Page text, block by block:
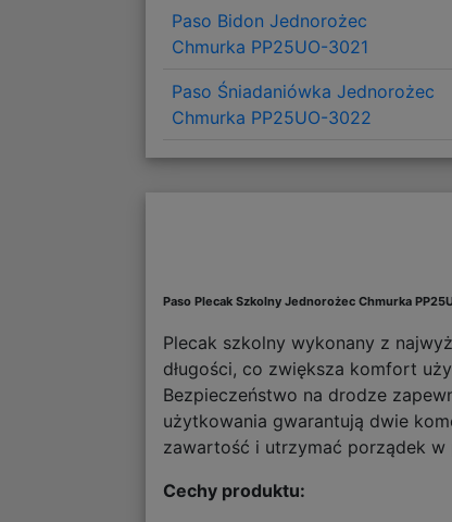
Paso Bidon Jednorożec
Chmurka PP25UO-3021
Paso Śniadaniówka Jednorożec
Chmurka PP25UO-3022
Paso Plecak Szkolny Jednorożec Chmurka
Plecak szkolny wykonany z
długości, co zwiększa komfort
Bezpieczeństwo na drodze
użytkowania gwarantują dwie
zawartość i utrzymać porządek w
Cechy produktu: